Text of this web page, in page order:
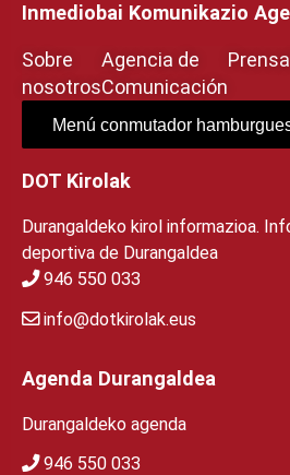
Inmediobai Komunikazio
Sobre
nosotros
Agencia de
Comunicación
Prensa
Menú conmutador
DOT Kirolak
Durangaldeko kirol informazioa.
deportiva de Durangaldea
946 550 033
info@dotkirolak.eus
Agenda Durangaldea
Durangaldeko agenda
946 550 033